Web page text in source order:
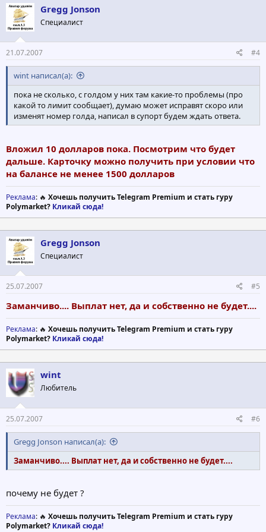
Gregg Jonson
Специалист
21.07.2007 #4
wint написал(а):
пока не сколько, с голдом у них там какие-то проблемы (про
какой то лимит сообщает), думаю может исправят скоро или
изменят номер голда, написал в супорт будем ждать ответа.
Вложил 10 долларов пока. Посмотрим что будет
дальше. Карточку можно получить при условии что
на балансе не менее 1500 долларов
Реклама: 🔥 Хочешь получить Telegram Premium и стать гуру
Polymarket? Кликай сюда!
Gregg Jonson
Специалист
25.07.2007 #5
Заманчиво.... Выплат нет, да и собственно не будет....
Реклама: 🔥 Хочешь получить Telegram Premium и стать гуру
Polymarket? Кликай сюда!
wint
Любитель
25.07.2007 #6
Gregg Jonson написал(а):
Заманчиво.... Выплат нет, да и собственно не будет....
почему не будет ?
Реклама: 🔥 Хочешь получить Telegram Premium и стать гуру
Polymarket? Кликай сюда!